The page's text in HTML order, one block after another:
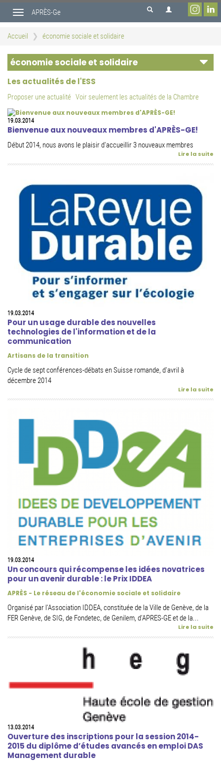
contenu
Toggle
navigation
APRÈS-Ge
Accueil économie sociale et solidaire
économie sociale et solidaire
Les actualités de l'ESS
Proposer une actualité Voir seulement les actualités de la Chambre
19.03.2014
Bienvenue aux nouveaux membres d'APRÈS-GE!
Début 2014, nous avons le plaisir d'accueillir 3 nouveaux membres
Lire la suite
19.03.2014
Pour un usage durable des nouvelles
technologies de l'information et de la
communication
Artisans de la transition
Cycle de sept conférences-débats en Suisse romande, d'avril à
décembre 2014
Lire la suite
19.03.2014
Un concours qui récompense les idées novatrices
pour un avenir durable : le Prix IDDEA
APRÈS - Le réseau de l'économie sociale et solidaire
Organisé par l'Association IDDEA, constituée de la Ville de Genève, de la
FER Genève, de SIG, de Fondetec, de Genilem, d’APRES-GE et de la...
Lire la suite
13.03.2014
Ouverture des inscriptions pour la session 2014-
2015 du diplôme d’études avancés en emploi DAS
Management durable